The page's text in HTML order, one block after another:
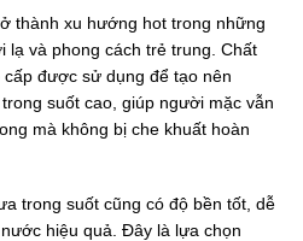
thành xu hướng hot trong những
lạ và phong cách trẻ trung. Chất
cấp được sử dụng để tạo nên
suốt cao, giúp người mặc vẫn
mà không bị che khuất hoàn
trong suốt cũng có độ bền tốt, dễ
hiệu quả. Đây là lựa chọn